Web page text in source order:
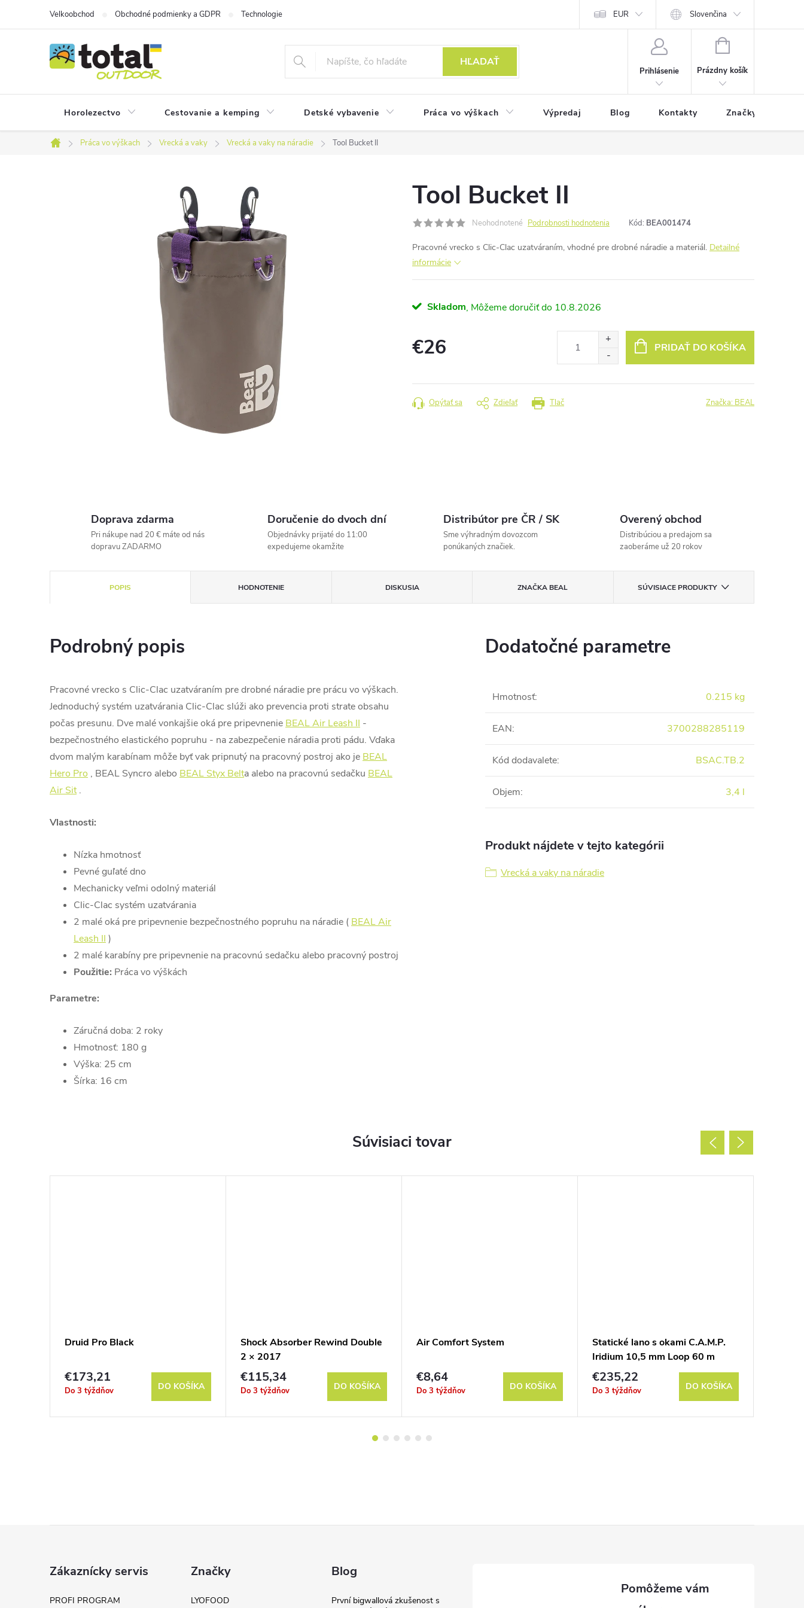
Velkoobchod Obchodné podmienky a GDPR Technologie EUR Slovenčina
HĽADAŤ
Prihlásenie
NÁKUPNÝ
Prázdny košík
Horolezectvo Cestovanie a kemping Detské vybavenie Práca vo výškach Výpredaj Blog Kontakty Značky
Domov
Práca vo výškach Vrecká a vaky Vrecká a vaky na náradie Tool Bucket II
Tool Bucket II
Neohodnotené Podrobnosti hodnotenia Kód: BEA001474
Pracovné vrecko s Clic-Clac uzatváraním, vhodné pre drobné náradie a materiál. Detailné
informácie
Skladom 10.8.2026
€26 PRIDAŤ DO KOŠÍKA
Tlač
Opýtať sa Zdieľať Značka: BEAL
Doprava zdarma
Pri nákupe nad 20 € máte od nás
dopravu ZADARMO
Doručenie do dvoch dní
Objednávky prijaté do 11:00
expedujeme okamžite
Distribútor pre ČR / SK
Sme výhradným dovozcom
ponúkaných značiek.
Overený obchod
Distribúciou a predajom sa
zaoberáme už 20 rokov
POPIS HODNOTENIE DISKUSIA ZNAČKA BEAL SÚVISIACE PRODUKTY
Podrobný popis
Pracovné vrecko s Clic-Clac uzatváraním pre drobné náradie pre prácu vo výškach.
Jednoduchý systém uzatvárania Clic-Clac slúži ako prevencia proti strate obsahu
počas presunu. Dve malé vonkajšie oká pre pripevnenie BEAL Air Leash II -
bezpečnostného elastického popruhu - na zabezpečenie náradia proti pádu. Vďaka
dvom malým karabínam môže byť vak pripnutý na pracovný postroj ako je BEAL
Hero Pro , BEAL Syncro alebo BEAL Styx Belta alebo na pracovnú sedačku BEAL
Air Sit.
Vlastnosti:
Nízka hmotnosť
Pevné guľaté dno
Mechanicky veľmi odolný materiál
Clic-Clac systém uzatvárania
2 malé oká pre pripevnenie bezpečnostného popruhu na náradie ( BEAL Air
Leash II )
2 malé karabíny pre pripevnenie na pracovnú sedačku alebo pracovný postroj
Použitie: Práca vo výškách
Parametre:
Záručná doba: 2 roky
Hmotnosť: 180 g
Výška: 25 cm
Šírka: 16 cm
Dodatočné parametre
Hmotnosť: 0.215 kg
EAN: 3700288285119
Kód dodavalete: BSAC.TB.2
Objem: 3,4 l
Produkt nájdete v tejto kategórii
Vrecká a vaky na náradie
Súvisiaci tovar
Druid Pro Black
€173,21
Do 3 týždňov DO KOŠÍKA
Shock Absorber Rewind Double
2 × 2017
€115,34
Do 3 týždňov DO KOŠÍKA
Air Comfort System
€8,64
Do 3 týždňov DO KOŠÍKA
Statické lano s okami C.A.M.P.
Iridium 10,5 mm Loop 60 m
€235,22
Do 3 týždňov DO KOŠÍKA
Zákaznícky servis
PROFI PROGRAM
Značky
LYOFOOD
Blog
První bigwallová zkušenost s